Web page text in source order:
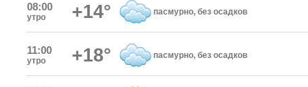
08:00
утро +14° пасмурно, без осадков
11:00
утро +18° пасмурно, без осадков